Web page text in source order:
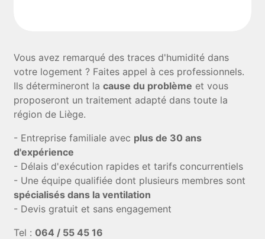
Vous avez remarqué des traces d'humidité dans
votre logement ? Faites appel à ces professionnels.
Ils détermineront lacause du problème et vous
proposeront un traitement adapté dans toute la
région de Liège.
- Entreprise familiale avec plus de 30 ans
d'expérience
- Délais d'exécution rapides et tarifs concurrentiels
- Une équipe qualifiée dont plusieurs membres sont
spécialisés dans la ventilation
- Devis gratuit et sans engagement
Tel : 064 / 55 45 16